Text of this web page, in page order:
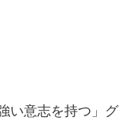
い意志を持つ」グ